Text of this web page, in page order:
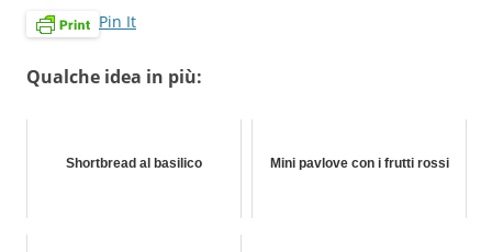
Pin It
Qualche idea in più:
Shortbread al basilico Mini pavlove con i frutti rossi